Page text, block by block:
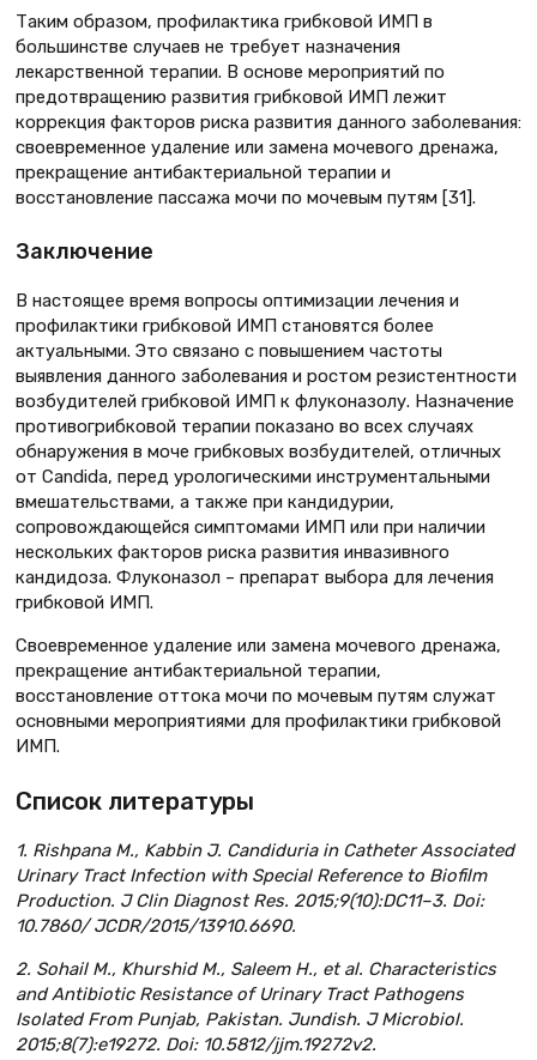
Таким образом, профилактика грибковой ИМП в
большинстве случаев не требует назначения
лекарственной терапии. В основе мероприятий по
предотвращению развития грибковой ИМП лежит
коррекция факторов риска развития данного заболевания:
своевременное удаление или замена мочевого дренажа,
прекращение антибактериальной терапии и
восстановление пассажа мочи по мочевым путям [31].
Заключение
В настоящее время вопросы оптимизации лечения и
профилактики грибковой ИМП становятся более
актуальными. Это связано с повышением частоты
выявления данного заболевания и ростом резистентности
возбудителей грибковой ИМП к флуконазолу. Назначение
противогрибковой терапии показано во всех случаях
обнаружения в моче грибковых возбудителей, отличных
от Candida, перед урологическими инструментальными
вмешательствами, а также при кандидурии,
сопровождающейся симптомами ИМП или при наличии
нескольких факторов риска развития инвазивного
кандидоза. Флуконазол – препарат выбора для лечения
грибковой ИМП.
Своевременное удаление или замена мочевого дренажа,
прекращение антибактериальной терапии,
восстановление оттока мочи по мочевым путям служат
основными мероприятиями для профилактики грибковой
ИМП.
Список литературы
1. Rishpana M., Kabbin J. Candiduria in Catheter Associated
Urinary Tract Infection with Special Reference to Biofilm
Production. J Clin Diagnost Res. 2015;9(10):DC11–3. Doi:
10.7860/ JCDR/2015/13910.6690.
2. Sohail M., Khurshid M., Saleem H., et al. Characteristics
and Antibiotic Resistance of Urinary Tract Pathogens
Isolated From Punjab, Pakistan. Jundish. J Microbiol.
2015;8(7):e19272. Doi: 10.5812/jjm.19272v2.